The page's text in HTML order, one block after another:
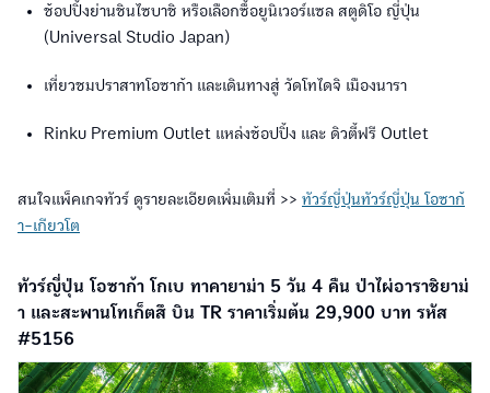
ช้อปปิ้งย่านชินไซบาชิ หรือเลือกซื้อยูนิเวอร์แซล สตูดิโอ ญี่ปุ่น
(Universal Studio Japan)
เที่ยวชมปราสาทโอซาก้า และเดินทางสู่ วัดโทไดจิ เมืองนารา
Rinku Premium Outlet แหล่งช้อปปิ้ง และ ดิวตี้ฟรี Outlet
สนใจแพ็คเกจทัวร์ ดูรายละเอียดเพิ่มเติมที่ >> ทัวร์ญี่ปุ่นทัวร์ญี่ปุ่น โอซาก้
า-เกียวโต
ทัวร์ญี่ปุ่น โอซาก้า โกเบ ทาคายาม่า 5 วัน 4 คืน ป่าไผ่อาราชิยาม่
า และสะพานโทเก็ตสึ บิน TR ราคาเริ่มต้น 29,900 บาท รหัส
#5156